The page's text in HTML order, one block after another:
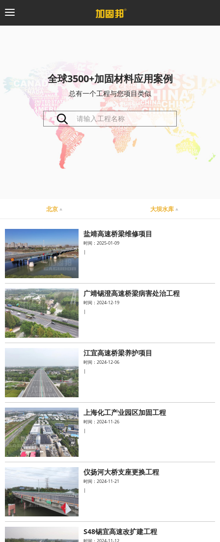
粘钢加固系统
预应力系统
桥梁支座系统
水泥基系统
新能源系统
案例中心
全球3500+加固材料应用案例
总有一个工程与您项目类似
北京 大坝水库
盐靖高速桥梁维修项目
时间：2025-01-09
|
广靖锡澄高速桥梁病害处治工程
时间：2024-12-19
|
江宜高速桥梁养护项目
时间：2024-12-06
|
上海化工产业园区加固工程
时间：2024-11-26
|
仪扬河大桥支座更换工程
时间：2024-11-21
|
S48锡宜高速改扩建工程
时间：2024-11-12